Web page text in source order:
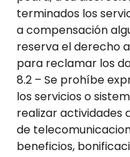
terminados los
a compensación
reserva el derecho
para reclamar los
8.2 – Se prohíbe
los servicios o
realizar actividades
de
beneficios,